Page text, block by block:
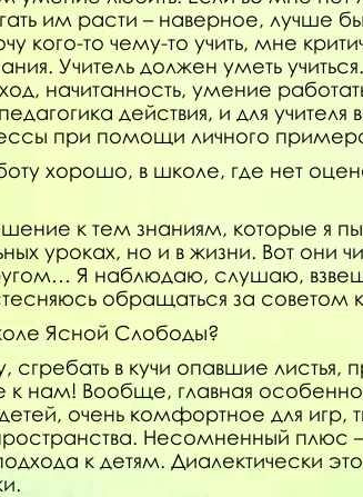
им расти – наверное, лучше
кого-то чему-то учить, мне
Учитель должен уметь
начитанность, умение
действия, и для
при помощи личного
хорошо, в школе, где нет
к тем знаниям, которые я
уроках, но и в жизни. Вот они
Я наблюдаю, слушаю,
обращаться за советом
Ясной Слободы?
сгребать в кучи опавшие листья,
к нам! Вообще, главная
очень комфортное для игр,
Несомненный плюс
к детям. Диалектически